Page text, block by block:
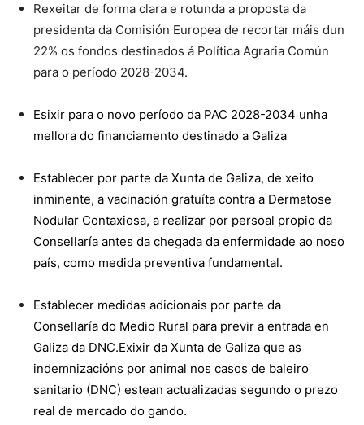
Rexeitar de forma clara e rotunda a proposta da
presidenta da Comisión Europea de recortar máis dun
22% os fondos destinados á Política Agraria Común
para o período 2028-2034.
Esixir para o novo período da PAC 2028-2034 unha
mellora do financiamento destinado a Galiza
Establecer por parte da Xunta de Galiza, de xeito
inminente, a vacinación gratuíta contra a Dermatose
Nodular Contaxiosa, a realizar por persoal propio da
Consellaría antes da chegada da enfermidade ao noso
país, como medida preventiva fundamental.
Establecer medidas adicionais por parte da
Consellaría do Medio Rural para previr a entrada en
Galiza da DNC.Exixir da Xunta de Galiza que as
indemnizacións por animal nos casos de baleiro
sanitario (DNC) estean actualizadas segundo o prezo
real de mercado do gando.